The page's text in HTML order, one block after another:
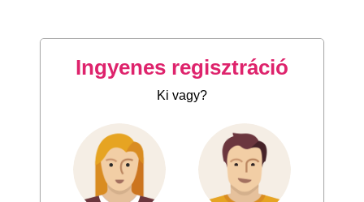
Ingyenes regisztráció
Ki vagy?